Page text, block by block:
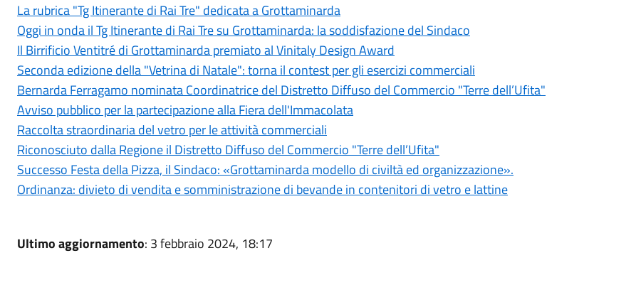
La rubrica "Tg Itinerante di Rai Tre" dedicata a Grottaminarda
Oggi in onda il Tg Itinerante di Rai Tre su Grottaminarda: la soddisfazione del Sindaco
Il Birrificio Ventitré di Grottaminarda premiato al Vinitaly Design Award
Seconda edizione della "Vetrina di Natale": torna il contest per gli esercizi commerciali
Bernarda Ferragamo nominata Coordinatrice del Distretto Diffuso del Commercio "Terre dell’Ufita"
Avviso pubblico per la partecipazione alla Fiera dell'Immacolata
Raccolta straordinaria del vetro per le attività commerciali
Riconosciuto dalla Regione il Distretto Diffuso del Commercio "Terre dell’Ufita"
Successo Festa della Pizza, il Sindaco: «Grottaminarda modello di civiltà ed organizzazione».
Ordinanza: divieto di vendita e somministrazione di bevande in contenitori di vetro e lattine
Ultimo aggiornamento: 3 febbraio 2024, 18:17